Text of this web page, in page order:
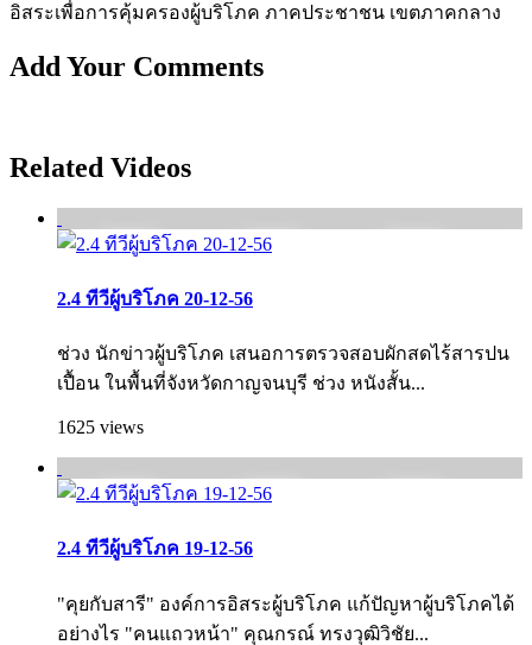
อิสระเพื่อการคุ้มครองผู้บริโภค ภาคประชาชน เขตภาคกลาง
Add Your Comments
Related Videos
2.4 ทีวีผู้บริโภค 20-12-56
ช่วง นักข่าวผู้บริโภค เสนอการตรวจสอบผักสดไร้สารปน
เปื้อน ในพื้นที่จังหวัดกาญจนบุรี ช่วง หนังสั้น...
1625 views
2.4 ทีวีผู้บริโภค 19-12-56
"คุยกับสารี" องค์การอิสระผู้บริโภค แก้ปัญหาผู้บริโภคได้
อย่างไร "คนแถวหน้า" คุณกรณ์ ทรงวุฒิวิชัย...